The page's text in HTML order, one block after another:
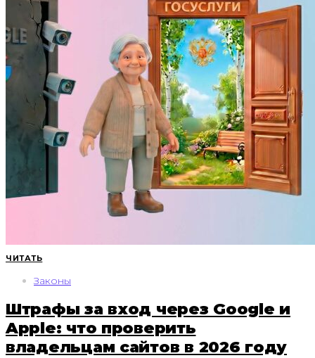
ЧИТАТЬ
Законы
Штрафы за вход через Google и
Apple: что проверить
владельцам сайтов в 2026 году